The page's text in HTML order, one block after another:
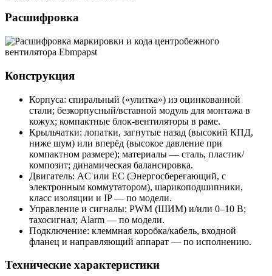
Расшифровка
Конструкция
Корпуса: спиральный («улитка») из оцинкованной
стали; безкорпусный/вставной модуль для монтажа в
кожух; компактные блок-вентиляторы в раме.
Крыльчатки: лопатки, загнутые назад (высокий КПД,
ниже шум) или вперёд (высокое давление при
компактном размере); материалы — сталь, пластик/
композит; динамическая балансировка.
Двигатель: AC или EC (Энергосберегающий, с
электронным коммутатором), шарикоподшипники,
класс изоляции и IP — по модели.
Управление и сигналы: PWM (ШИМ) и/или 0–10 В;
тахосигнал; Alarm — по модели.
Подключение: клеммная коробка/кабель, входной
фланец и направляющий аппарат — по исполнению.
Технические характеристики